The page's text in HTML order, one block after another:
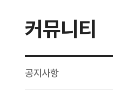
커뮤니티
공지사항